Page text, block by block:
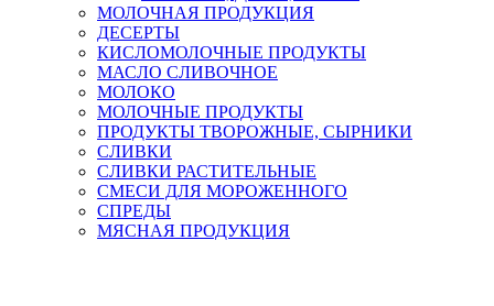
МОЛОЧНАЯ ПРОДУКЦИЯ
ДЕСЕРТЫ
КИСЛОМОЛОЧНЫЕ ПРОДУКТЫ
МАСЛО СЛИВОЧНОЕ
МОЛОКО
МОЛОЧНЫЕ ПРОДУКТЫ
ПРОДУКТЫ ТВОРОЖНЫЕ, СЫРНИКИ
СЛИВКИ
СЛИВКИ РАСТИТЕЛЬНЫЕ
СМЕСИ ДЛЯ МОРОЖЕННОГО
СПРЕДЫ
МЯСНАЯ ПРОДУКЦИЯ